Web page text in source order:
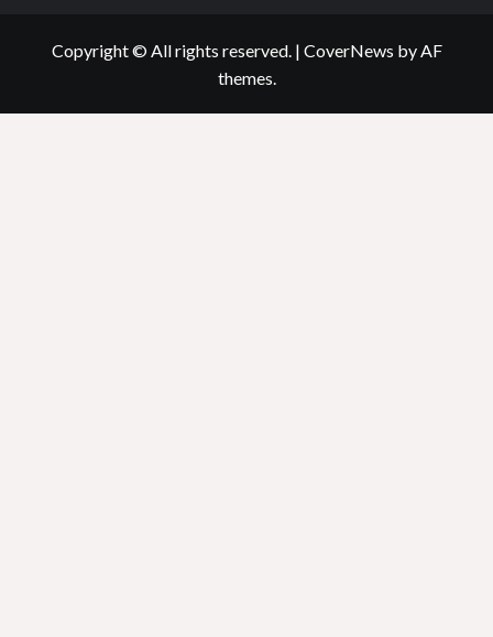
Copyright © All rights reserved. | CoverNews by AF
themes.